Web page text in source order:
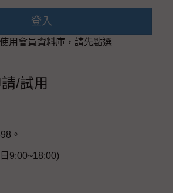
登入
用會員資料庫，請先點選
/試用
。
9:00~18:00)